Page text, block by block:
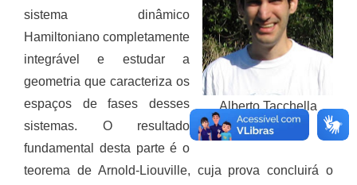
Alberto Tacchella
Foto: CV Lattes
sistema dinâmico
Hamiltoniano completamente
integrável e estudar a
geometria que caracteriza os
espaços de fases desses
sistemas. O resultado
fundamental desta parte é o
teorema de Arnold-Liouville, cuja prova concluirá o